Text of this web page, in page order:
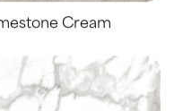
Cream